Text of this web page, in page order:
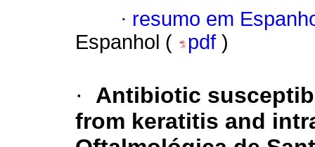
· resumo em
Espanhol (
pdf )
·
Antibiotic
from keratitis and